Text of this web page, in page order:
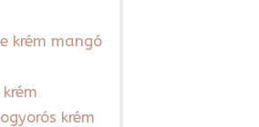
krém mangó
krém